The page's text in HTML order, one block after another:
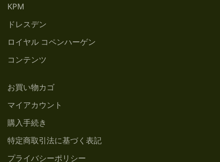
KPM
ドレスデン
ロイヤル コペンハーゲン
コンテンツ
お買い物カゴ
マイアカウント
購入手続き
特定商取引法に基づく表記